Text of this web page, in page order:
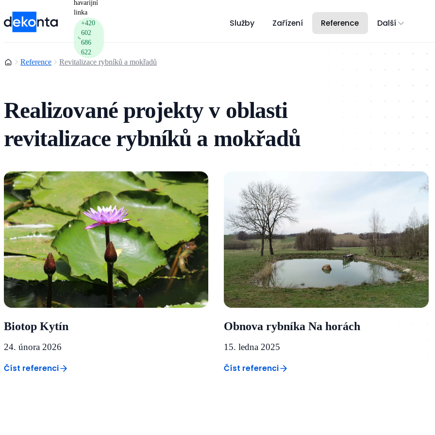
havarijní
linka
+420
602
686
622
Služby Zařízení Reference Další
DomůReference Revitalizace rybníků a mokřadů
Realizované projekty v oblasti
revitalizace rybníků a mokřadů
Biotop Kytín
24. února 2026
Číst referenci
Obnova rybníka Na horách
15. ledna 2025
Číst referenci